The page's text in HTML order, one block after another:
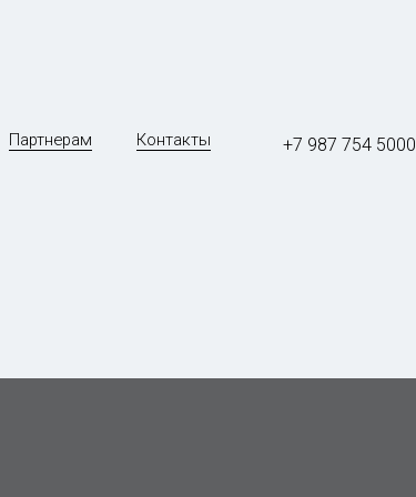
Партнерам Контакты +7 987 754 5000